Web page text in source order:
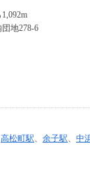
高松町駅、 余子駅、 中